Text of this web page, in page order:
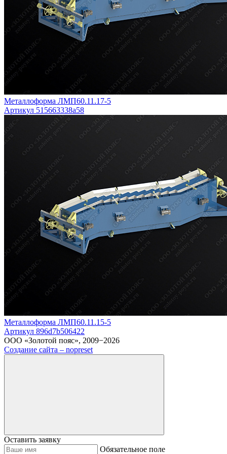
Металлоформа ЛМП60.11.17-5
Артикул 515663338a58
Металлоформа ЛМП60.11.15-5
Артикул 896d7b506422
ООО «Золотой пояс», 2009−2026
Создание сайта – nopreset
Оставить заявку
Обязательное поле